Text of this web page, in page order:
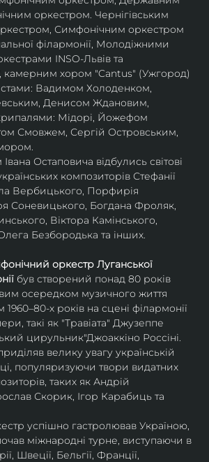
оркестром. Чернігівським
Симфонічним оркестром
філармонії, Молодіжними
INSO-Львів та
камерним хором "Cantus" (Ужгород)
Вадимом Холоденком,
Денисом Ждановим,
Мідорі, Йожефом
Смовжем, Сергій Островським,
Остаповича відбулись світові
композиторів Стефанії
Вербицького, Порфирія
Соневицького, Богдана Фроляк,
Віктора Камінського,
Безбородька та інших.
оркестр Луганської
був створений понад 80 років
осередком музичного життя
1960–80-х років на сцені філармонії
такі як "Травіата" Джузеппе
цирульник"Джоаккіно Россіні.
велику увагу українській
популяризуючи твори видатних
таких як Андрій
Скорик, Ігор Карабиць та
успішно гастролював Україною,
міжнародні турне, виступаючи в
Швеції, Бельгії, Франції,